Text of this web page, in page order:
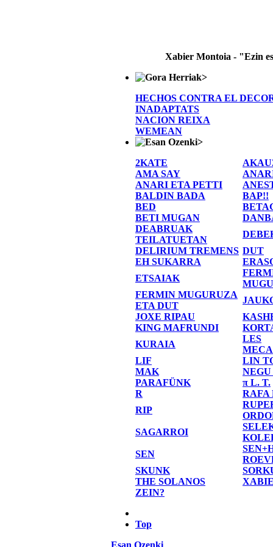
Xabier Montoia - "Ezin
>
HECHOS CONTRA EL
INADAPTATS
NACION REIXA
WEMEAN
>
2KATE
AMA SAY
ANARI ETA PETTI
BALDIN BADA
BAP!!
BED
BETI MUGAN
DEABRUAK
TEILATUETAN
DELIRIUM TREMENS DUT
EH SUKARRA
ETSAIAK
FERMIN MUGURUZA
ETA DUT
JOXE RIPAU
KING MAFRUNDI
KURAIA
LES
LIF
LIN
MAK
PARAFÜNK
π L. T.
R
RAFA
RIP
SAGARROI
SEN
SKUNK
THE SOLANOS
ZEIN?
Top
Esan Ozenki